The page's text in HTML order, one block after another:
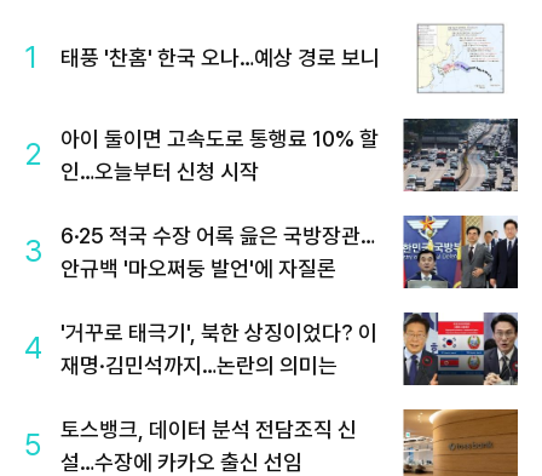
1 태풍 '찬홈' 한국 오나…예상 경로 보니
2
아이 둘이면 고속도로 통행료 10% 할
인…오늘부터 신청 시작
3
6·25 적국 수장 어록 읊은 국방장관…
안규백 '마오쩌둥 발언'에 자질론
4
'거꾸로 태극기', 북한 상징이었다? 이
재명·김민석까지…논란의 의미는
5
토스뱅크, 데이터 분석 전담조직 신
설…수장에 카카오 출신 선임